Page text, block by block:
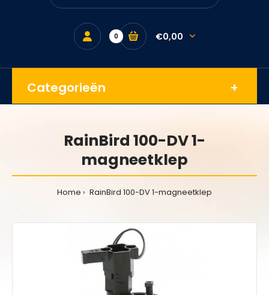
0 €0,00
Categorieën
RainBird 100-DV 1-
magneetklep
Home RainBird 100-DV 1-magneetklep